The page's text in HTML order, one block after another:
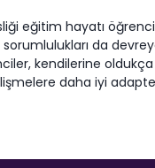
eğitim hayatı
da
kendilerine
daha iyi